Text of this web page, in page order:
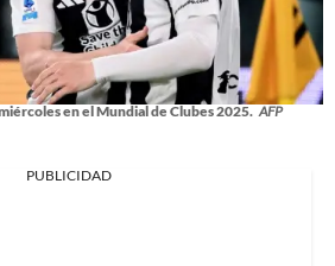
en el Mundial de Clubes 2025. AFP
PUBLICIDAD